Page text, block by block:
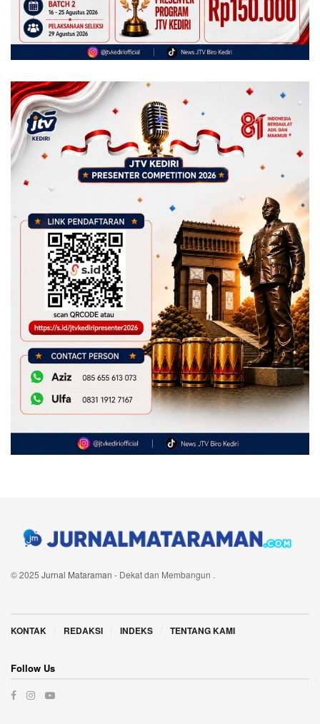
© 2025 Jurnal Mataraman - Dekat dan Membangun .
KONTAK REDAKSI INDEKS TENTANG KAMI
Follow Us